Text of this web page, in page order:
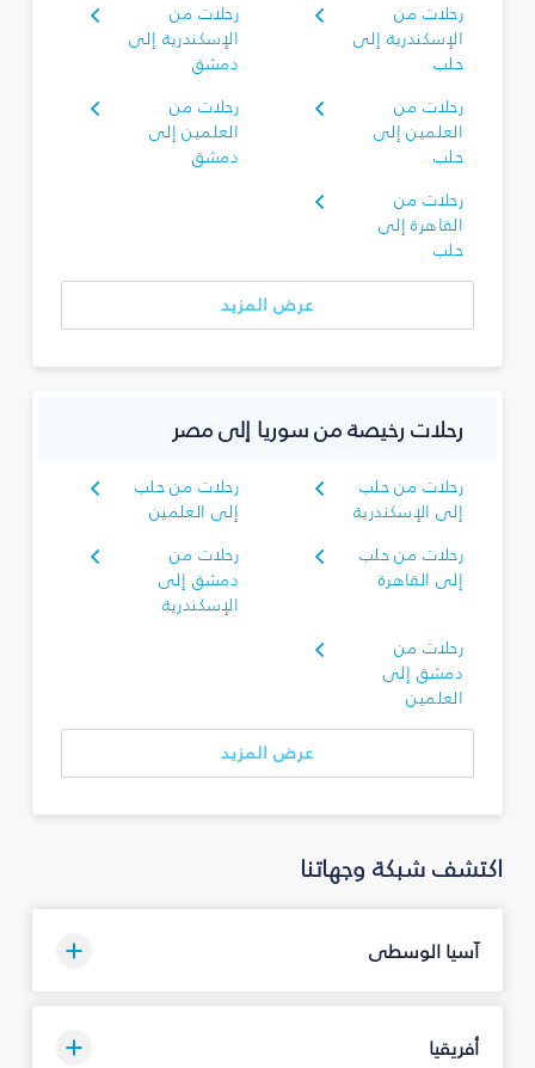
رحلات من
الإسكندرية إلى
حلب
رحلات من
الإسكندرية إلى
دمشق
رحلات من
العلمين إلى
حلب
رحلات من
العلمين إلى
دمشق
رحلات من
القاهرة إلى
حلب
عرض المزيد
رحلات رخيصة من سوريا إلى مصر
رحلات من حلب
إلى الإسكندرية
رحلات من حلب
إلى العلمين
رحلات من حلب
إلى القاهرة
رحلات من
دمشق إلى
الإسكندرية
رحلات من
دمشق إلى
العلمين
عرض المزيد
اكتشف شبكة وجهاتنا
آسيا الوسطى
أفريقيا